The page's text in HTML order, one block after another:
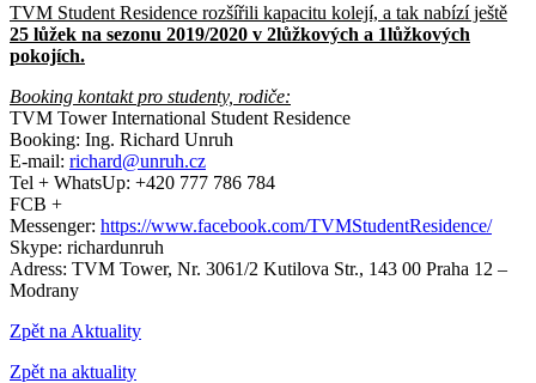
TVM Student Residence rozšířili kapacitu kolejí, a tak nabízí ještě
25 lůžek na sezonu 2019/2020 v 2lůžkových a 1lůžkových
pokojích.
Booking kontakt pro studenty, rodiče:
TVM Tower International Student Residence
Booking: Ing. Richard Unruh
E-mail: richard@unruh.cz
Tel + WhatsUp: +420 777 786 784
FCB +
Messenger: https://www.facebook.com/TVMStudentResidence/
Skype: richardunruh
Adress: TVM Tower, Nr. 3061/2 Kutilova Str., 143 00 Praha 12 –
Modrany
Zpět na Aktuality
Zpět na aktuality